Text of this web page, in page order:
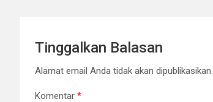
Tinggalkan Balasan
Alamat email Anda tidak akan dipublikasikan.
Komentar *